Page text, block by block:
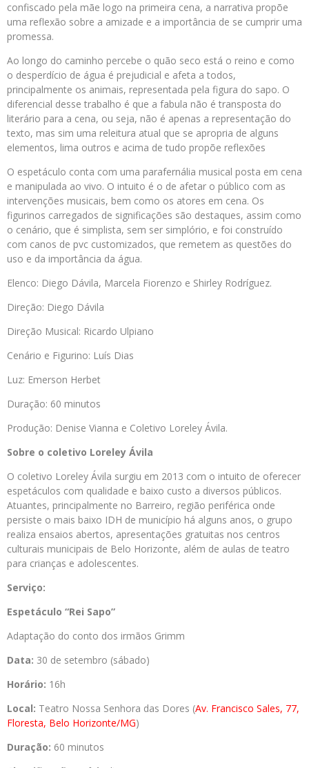
confiscado pela mãe logo na primeira cena, a narrativa propõe
uma reflexão sobre a amizade e a importância de se cumprir uma
promessa.
Ao longo do caminho percebe o quão seco está o reino e como
o desperdício de água é prejudicial e afeta a todos,
principalmente os animais, representada pela figura do sapo. O
diferencial desse trabalho é que a fabula não é transposta do
literário para a cena, ou seja, não é apenas a representação do
texto, mas sim uma releitura atual que se apropria de alguns
elementos, lima outros e acima de tudo propõe reflexões
O espetáculo conta com uma parafernália musical posta em cena
e manipulada ao vivo. O intuito é o de afetar o público com as
intervenções musicais, bem como os atores em cena. Os
figurinos carregados de significações são destaques, assim como
o cenário, que é simplista, sem ser simplório, e foi construído
com canos de pvc customizados, que remetem as questões do
uso e da importância da água.
Elenco: Diego Dávila, Marcela Fiorenzo e Shirley Rodríguez.
Direção: Diego Dávila
Direção Musical: Ricardo Ulpiano
Cenário e Figurino: Luís Dias
Luz: Emerson Herbet
Duração: 60 minutos
Produção: Denise Vianna e Coletivo Loreley Ávila.
Sobre o coletivo Loreley Ávila
O coletivo Loreley Ávila surgiu em 2013 com o intuito de oferecer
espetáculos com qualidade e baixo custo a diversos públicos.
Atuantes, principalmente no Barreiro, região periférica onde
persiste o mais baixo IDH de município há alguns anos, o grupo
realiza ensaios abertos, apresentações gratuitas nos centros
culturais municipais de Belo Horizonte, além de aulas de teatro
para crianças e adolescentes.
Serviço:
Espetáculo “Rei Sapo”
Adaptação do conto dos irmãos Grimm
Data: 30 de setembro (sábado)
Horário: 16h
Local: Teatro Nossa Senhora das Dores (Av. Francisco Sales, 77,
Floresta, Belo Horizonte/MG)
Duração: 60 minutos